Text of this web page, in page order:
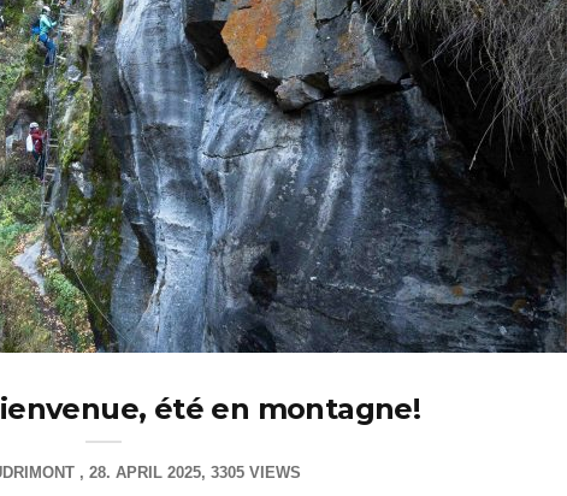
été en montagne!
28. APRIL 2025 3305 VIEWS